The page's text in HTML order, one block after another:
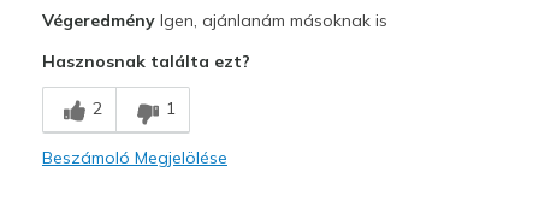
Comfortable
Stylish
VégeredményIgen, ajánlanám másoknak is
Hasznosnak találta ezt?
2 1
Beszámoló Megjelölése